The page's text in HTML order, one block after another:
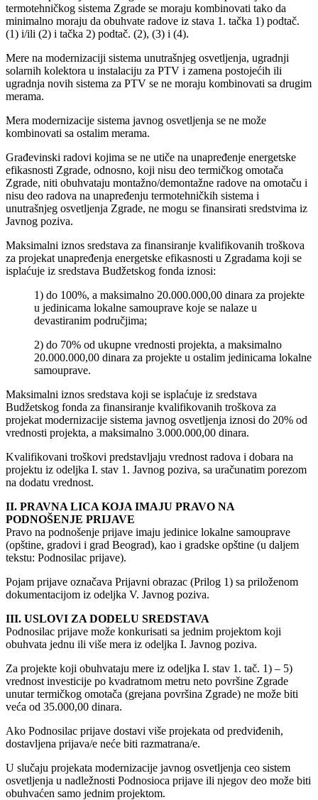
termotehničkog sistema Zgrade se moraju kombinovati tako da
minimalno moraju da obuhvate radove iz stava 1. tačka 1) podtač.
(1) i/ili (2) i tačka 2) podtač. (2), (3) i (4).
Mere na modernizaciji sistema unutrašnjeg osvetljenja, ugradnji
solarnih kolektora u instalaciju za PTV i zamena postojećih ili
ugradnja novih sistema za PTV se ne moraju kombinovati sa drugim
merama.
Mera modernizacije sistema javnog osvetljenja se ne može
kombinovati sa ostalim merama.
Građevinski radovi kojima se ne utiče na unapređenje energetske
efikasnosti Zgrade, odnosno, koji nisu deo termičkog omotača
Zgrade, niti obuhvataju montažno/demontažne radove na omotaču i
nisu deo radova na unapređenju termotehničkih sistema i
unutrašnjeg osvetljenja Zgrade, ne mogu se finansirati sredstvima iz
Javnog poziva.
Maksimalni iznos sredstava za finansiranje kvalifikovanih troškova
za projekat unapređenja energetske efikasnosti u Zgradama koji se
isplaćuje iz sredstava Budžetskog fonda iznosi:
1) do 100%, a maksimalno 20.000.000,00 dinara za projekte
u jedinicama lokalne samouprave koje se nalaze u
devastiranim područjima;
2) do 70% od ukupne vrednosti projekta, a maksimalno
20.000.000,00 dinara za projekte u ostalim jedinicama lokalne
samouprave.
Maksimalni iznos sredstava koji se isplaćuje iz sredstava
Budžetskog fonda za finansiranje kvalifikovanih troškova za
projekat modernizacije sistema javnog osvetljenja iznosi do 20% od
vrednosti projekta, a maksimalno 3.000.000,00 dinara.
Kvalifikovani troškovi predstavljaju vrednost radova i dobara na
projektu iz odeljka I. stav 1. Javnog poziva, sa uračunatim porezom
na dodatu vrednost.
II. PRAVNA LICA KOJA IMAJU PRAVO NA
PODNOŠENJE PRIJAVE
Pravo na podnošenje prijave imaju jedinice lokalne samouprave
(opštine, gradovi i grad Beograd), kao i gradske opštine (u daljem
tekstu: Podnosilac prijave).
Pojam prijave označava Prijavni obrazac (Prilog 1) sa priloženom
dokumentacijom iz odeljka V. Javnog poziva.
III. USLOVI ZA DODELU SREDSTAVA
Podnosilac prijave može konkurisati sa jednim projektom koji
obuhvata jednu ili više mera iz odeljka I. Javnog poziva.
Za projekte koji obuhvataju mere iz odeljka I. stav 1. tač. 1) – 5)
vrednost investicije po kvadratnom metru neto površine Zgrade
unutar termičkog omotača (grejana površina Zgrade) ne može biti
veća od 35.000,00 dinara.
Ako Podnosilac prijave dostavi više projekata od predviđenih,
dostavljena prijava/e neće biti razmatrana/e.
U slučaju projekata modernizacije javnog osvetljenja ceo sistem
osvetljenja u nadležnosti Podnosioca prijave ili njegov deo može biti
obuhvaćen samo jednim projektom.